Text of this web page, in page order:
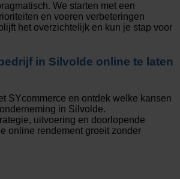
We starten met een
en voeren verbeteringen
het overzichtelijk en kun je stap voor
in Silvolde online te laten
SYcommerce en ontdek welke kansen
in Silvolde.
uitvoering en doorlopende
online rendement groeit zonder